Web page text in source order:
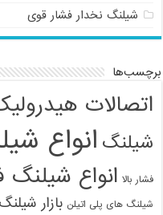
شیلنگ نخدار فشار قوی
برچسب‌ها
اتصالات
شیلنگ انواع
فشار بالا انواع
شیلنگ های پلی اتیلن بازار